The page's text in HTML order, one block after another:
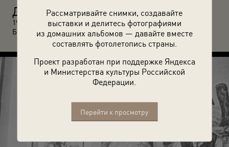
Рассматривайте снимки, создавайте
выставки и делитесь фотографиями
из домашних альбомов — давайте вместе
составлять фотолетопись страны.
Проект разработан при поддержке Яндекса
и Министерства культуры Российской
Федерации.
Перейти к просмотру
Д
очь Ирина с племянником Александром Можаевым. Июль
1964 года. Неизвестный автор. Красноярский край,
Бирилюсский район.